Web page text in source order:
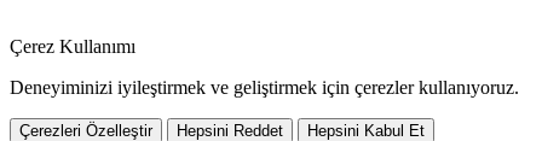
Çerez Kullanımı
Deneyiminizi iyileştirmek ve geliştirmek için çerezler kullanıyoruz.
Çerezleri Özelleştir Hepsini Reddet Hepsini Kabul Et